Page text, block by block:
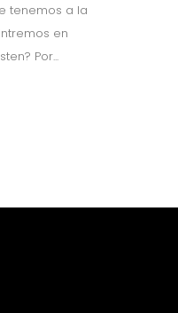
tenemos a la
en
Por...